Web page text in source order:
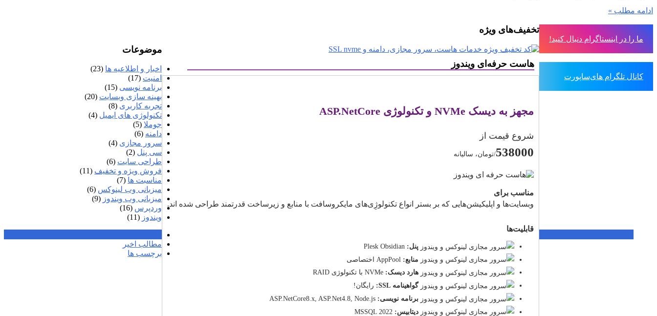
ادامه مطلب »
ما را در اینستاگرام دنبال کنید!
کانال تلگرام های‌ساپورت
تخفیف‌های ویژه
هاست حرفه‌ای ویندوز
مجهز به دیسک NVMe و تکنولوژی ASP.NetCore
شروع قیمت از
538000/تومان، سالیانه
مناسب برای
وبسایت‌ها و اپلیکیشن‌هایی که بر بستر انواع تکنولوژِی‌های مایکروسافت با منابع و زیرساخت قدرتمند طراحی شده اند.
قابلیت‌ها
پنل:
منابع:
هارد دیسک:
گواهینامه SSL:
رایگان!
برنامه نویسی: ASP.NetCore8.x, ASP.Net4.8, Node.js
دیتابیس: MSSQL 2022
موضوعات
اخبار و اطلاعیه ها (23)
امنیت (17)
برنامه نویسی (15)
بهینه سازی وبسایت (20)
تجربه کاربری (8)
تکنولوژی های ایمیل (4)
جوملا (5)
دامنه (6)
سرور مجازی (4)
سی پنل (2)
طراحی سایت (6)
فروش ویژه و تخفیف (11)
مناسبت ها (7)
میزبانی وب لینوکس (6)
میزبانی وب ویندوز (9)
وردپرس (16)
ویندوز (11)
مطالب اخیر
برچسب ها